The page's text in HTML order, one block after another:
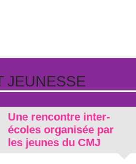
JEUNESSE
Une rencontre inter-
écoles organisée par
les jeunes du CMJ